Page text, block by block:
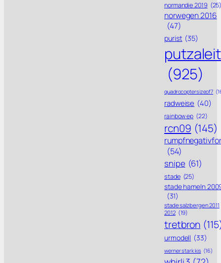
normandie 2019
norwegen 2016
(47)
purist (35)
putzaleit
(925)
quadrocoptersizeof7
radweise (40)
rainbow ep (22)
rcn09 (145)
(54)
snipe (61)
stade (25)
stade hameln
(31)
stade salzbergen 2011
2012 (19)
tretbron
urmodell (33)
werner stark kis (16)